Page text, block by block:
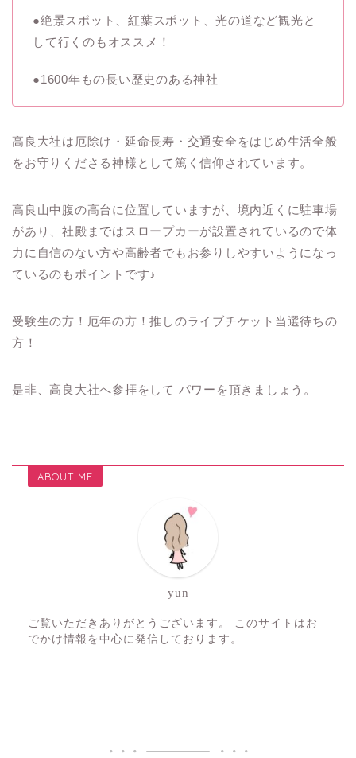
●絶景スポット、紅葉スポット、光の道など観光と
して行くのもオススメ！
●1600年もの長い歴史のある神社
高良大社は厄除け・延命長寿・交通安全をはじめ生活全般
をお守りくださる神様として篤く信仰されています。
高良山中腹の高台に位置していますが、境内近くに駐車場
があり、社殿まではスロープカーが設置されているので体
力に自信のない方や高齢者でもお参りしやすいようになっ
ているのもポイントです♪
受験生の方！厄年の方！推しのライブチケット当選待ちの
方！
是非、高良大社へ参拝をして パワーを頂きましょう。
ABOUT ME
yun
ご覧いただきありがとうございます。 このサイトはお
でかけ情報を中心に発信しております。